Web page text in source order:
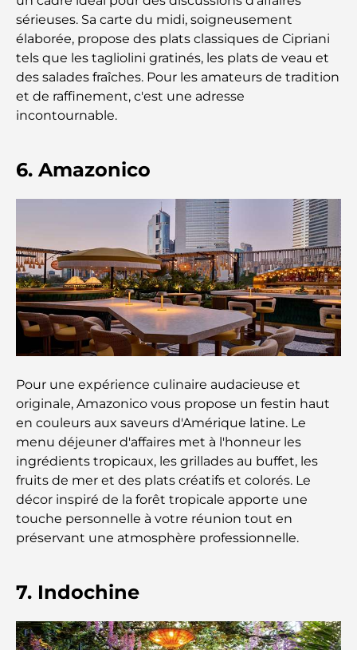
Les marques de costumes les plus chères qui
définissent le luxe sur mesure
Restaurants de J1 Beach : la nouvelle destination
gastronomique de luxe à Dubaï
Les montres Rolex les plus chères jamais vendues
Crèches à Dubai Hills : Guide pour les parents
A Brief Guide to Buying Property in Dubai (2025-
26)
Les meilleurs cafés du centre-ville de Dubaï : le
guide complet des amateurs de café
Les Mercedes les plus chères jamais créées
Déménager à Dubaï depuis l'Australie : Guide
complet du déménagement
Safari de luxe d'une nuit dans le désert de Dubaï :
une escapade haut de gamme
célèbres de Dubaï
sérieuses. Sa carte du midi, soigneusement
élaborée, propose des plats classiques de Cipriani
tels que les tagliolini gratinés, les plats de veau et
des salades fraîches. Pour les amateurs de tradition
et de raffinement, c'est une adresse
incontournable.
6. Amazonico
Pour une expérience culinaire audacieuse et
originale, Amazonico vous propose un festin haut
en couleurs aux saveurs d'Amérique latine. Le
menu déjeuner d'affaires met à l'honneur les
ingrédients tropicaux, les grillades au buffet, les
fruits de mer et des plats créatifs et colorés. Le
décor inspiré de la forêt tropicale apporte une
touche personnelle à votre réunion tout en
préservant une atmosphère professionnelle.
7. Indochine